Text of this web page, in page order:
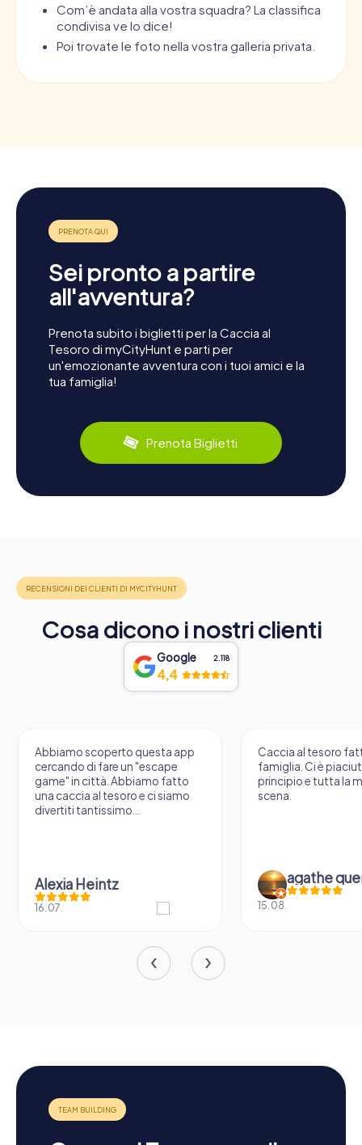
Com’è andata alla vostra squadra? La classifica
condivisa ve lo dice!
Poi trovate le foto nella vostra galleria privata.
Sei pronto a partire
all'avventura?
Prenota subito i biglietti per la Caccia al
Tesoro di myCityHunt e parti per
un'emozionante avventura con i tuoi amici e la
tua famiglia!
Prenota Biglietti
Cosa dicono i nostri clienti
Google 2.118
4,4
Abbiamo scoperto questa app
cercando di fare un "escape
game" in città. Abbiamo fatto
una caccia al tesoro e ci siamo
divertiti tantissimo...
Alexia Heintz
16.07.
Caccia al tesoro
famiglia. Ci è
principio e tutta la
scena.
agathe
15.08.